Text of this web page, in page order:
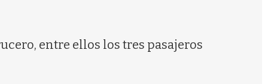
entre ellos los tres pasajeros